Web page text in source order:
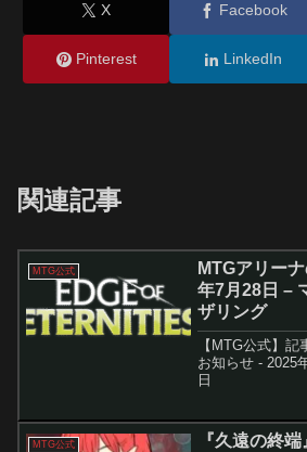
X Facebook
Pinterest LinkedIn
関連記事
MTG公式
MTGアリー
年7月28日 –
ザリング
【MTG公式】
お知らせ - 2025
日 『​久遠
大な物語ととも
MTG公式
『久遠の終